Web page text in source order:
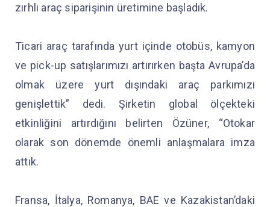
zırhlı araç siparişinin üretimine başladık.
Ticari araç tarafında yurt içinde otobüs, kamyon
ve pick-up satışlarımızı artırırken başta Avrupa’da
olmak üzere yurt dışındaki araç parkımızı
genişlettik” dedi. Şirketin global ölçekteki
etkinliğini artırdığını belirten Özüner, “Otokar
olarak son dönemde önemli anlaşmalara imza
attık.
Fransa, İtalya, Romanya, BAE ve Kazakistan’daki